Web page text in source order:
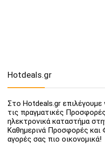
Hotdeals.gr
Στο Hotdeals.gr επιλέγουμε
τις πραγματικές
ηλεκτρονικά καταστήμα
Καθημερινά Προσφορές και
αγορές σας πιο οικονομικά!